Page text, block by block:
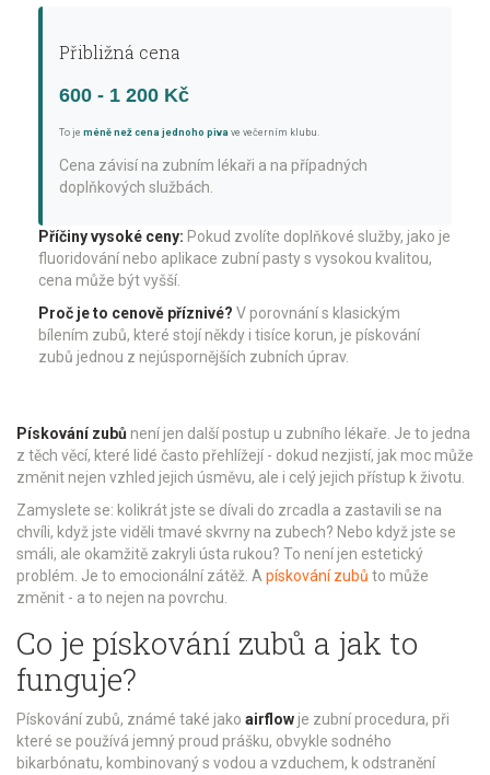
Přibližná cena
600 - 1 200 Kč
To je méně než cena jednoho piva ve večerním klubu.
Cena závisí na zubním lékaři a na případných
doplňkových službách.
Příčiny vysoké ceny: Pokud zvolíte doplňkové služby, jako je
fluoridování nebo aplikace zubní pasty s vysokou kvalitou,
cena může být vyšší.
Proč je to cenově příznivé? V porovnání s klasickým
bílením zubů, které stojí někdy i tisíce korun, je pískování
zubů jednou z nejúspornějších zubních úprav.
Pískování zubů není jen další postup u zubního lékaře. Je to jedna
z těch věcí, které lidé často přehlížejí - dokud nezjistí, jak moc může
změnit nejen vzhled jejich úsměvu, ale i celý jejich přístup k životu.
Zamyslete se: kolikrát jste se dívali do zrcadla a zastavili se na
chvíli, když jste viděli tmavé skvrny na zubech? Nebo když jste se
smáli, ale okamžitě zakryli ústa rukou? To není jen estetický
problém. Je to emocionální zátěž. Apískování zubů to může
změnit - a to nejen na povrchu.
Co je pískování zubů a jak to
funguje?
Pískování zubů, známé také jako airflowje zubní procedura, při
které se používá jemný proud prášku, obvykle sodného
bikarbónatu, kombinovaný s vodou a vzduchem, k odstranění